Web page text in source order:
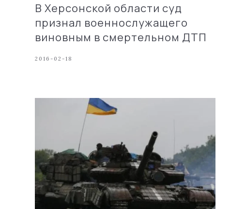
В Херсонской области суд
признал военнослужащего
виновным в смертельном ДТП
2016-02-18